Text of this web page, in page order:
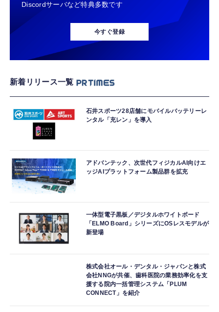
Discordサーバなど特典多数です
今すぐ登録
新着リリース一覧
石井スポーツ28店舗にモバイルバッテリーレ
ンタル「充レン」を導入
アドバンテック、次世代フィジカルAI向けエ
ッジAIプラットフォーム製品群を拡充
一体型電子黒板／デジタルホワイトボード
「ELMO Board」シリーズにOSレスモデルが
新登場
株式会社オール・デンタル・ジャパンと株式
会社NNGが共催、歯科医院の業務効率化を支
援する院内一括管理システム「PLUM
CONNECT」を紹介